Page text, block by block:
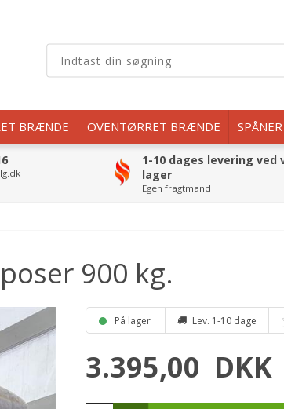
BRÆNDE OVENTØRRET BRÆNDE SPÅNER
1-10 dages levering ved
lager
Egen fragtmand
900 kg.
På lager Lev. 1-10 dage
3.395,00 DKK